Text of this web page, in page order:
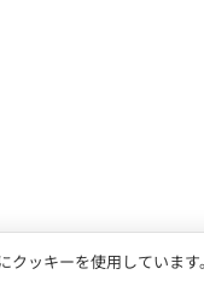
クッキーを使用していま